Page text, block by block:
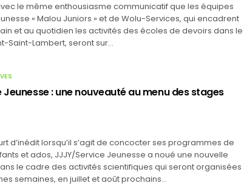
le même enthousiasme communicatif que les équipes
« Malou Juniors » et de Wolu-Services, qui encadrent
et au quotidien les activités des écoles de devoirs dans le
Saint-Lambert, seront sur…
: une nouveauté au menu des stages
d’inédit lorsqu’il s’agit de concocter ses programmes de
et ados, JJJY/Service Jeunesse a noué une nouvelle
le cadre des activités scientifiques qui seront organisées
semaines, en juillet et août prochains…